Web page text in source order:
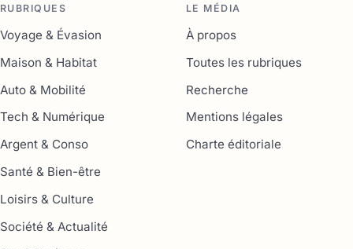
RUBRIQUES
Voyage & Évasion
Maison & Habitat
Auto & Mobilité
Tech & Numérique
Argent & Conso
Santé & Bien-être
Loisirs & Culture
Société & Actualité
LE MÉDIA
À propos
Toutes les rubriques
Recherche
Mentions légales
Charte éditoriale